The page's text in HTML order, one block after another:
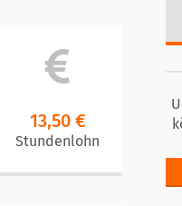
13,50 €
Stundenlohn